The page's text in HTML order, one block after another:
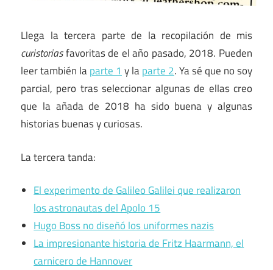
Llega la tercera parte de la recopilación de mis
curistoriasfavoritas de el año pasado, 2018. Pueden
leer también laparte 1y laparte 2. Ya sé que no soy
parcial, pero tras seleccionar algunas de ellas creo
que la añada de 2018 ha sido buena y algunas
historias buenas y curiosas.
La tercera tanda:
El experimento de Galileo Galilei que realizaron
los astronautas del Apolo 15
Hugo Boss no diseñó los uniformes nazis
La impresionante historia de Fritz Haarmann, el
carnicero de Hannover